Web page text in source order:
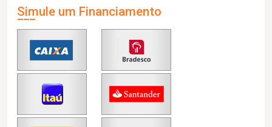
Simule um Financiamento